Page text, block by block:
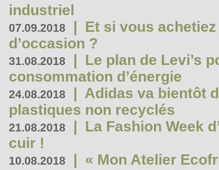
industriel
07.09.2018 | Et si vous
d’occasion ?
31.08.2018 | Le plan de Levi’s
consommation d’énergie
24.08.2018 | Adidas va bientôt
plastiques non recyclés
21.08.2018 | La Fashion Week
cuir !
10.08.2018 | « Mon Atelier